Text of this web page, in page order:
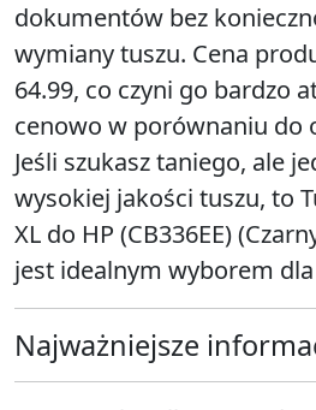
dokumentów bez
wymiany tuszu. Cena
64.99, co czyni go bardzo
cenowo w porównaniu do
Jeśli szukasz taniego, ale
wysokiej jakości tuszu, to
XL do HP (CB336EE)
jest idealnym wyborem dla
Najważniejsze